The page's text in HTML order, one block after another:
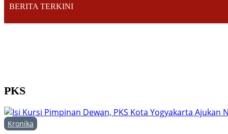
BERITA TERKINI
PKS
Kronika